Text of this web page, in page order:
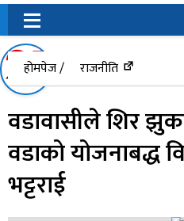
होमपेज / राजनीति
वडावासीले शिर
वडाको योजनाबद्ध
भट्टराई